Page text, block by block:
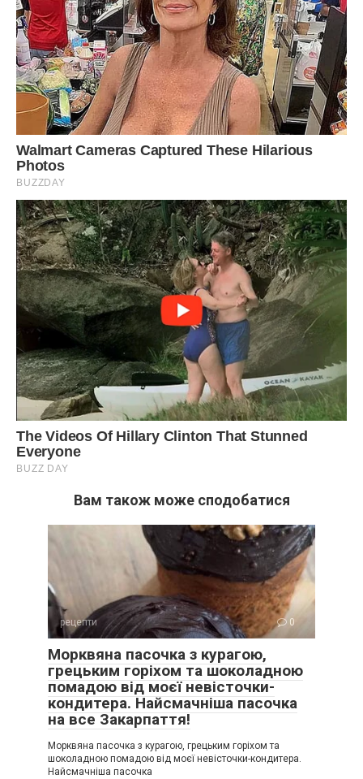
Вам також може сподобатися
рецепти 0
Морквяна пасочка з курагою,
грецьким горіхом та шоколадною
помадою від моєї невісточки-
кондитера. Найсмачніша пасочка
на все Закарпаття!
Морквяна пасочка з курагою, грецьким горіхом та
шоколадною помадою від моєї невісточки-кондитера.
Найсмачніша пасочка